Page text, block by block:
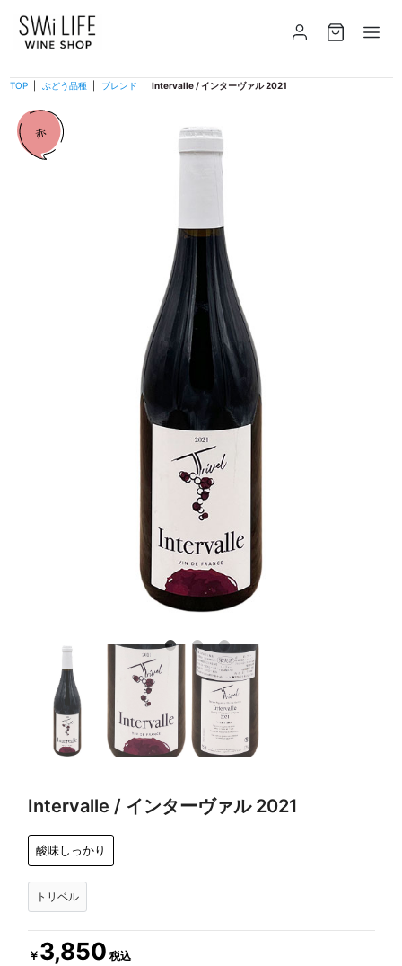
TOP ぶどう品種 ブレンド Intervalle / インターヴァル 2021
Intervalle / インターヴァル 2021
酸味しっかり
トリベル
￥3,850 税込